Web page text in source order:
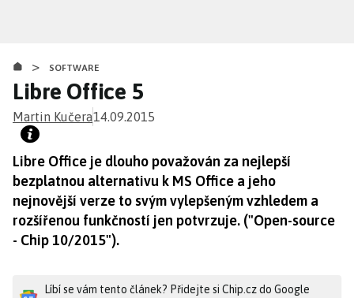
obsahu
> SOFTWARE
Libre Office 5
Martin Kučera14.09.2015
Libre Office je dlouho považován za nejlepší
bezplatnou alternativu k MS Office a jeho
nejnovější verze to svým vylepšeným vzhledem a
rozšířenou funkčností jen potvrzuje. ("Open-source
- Chip 10/2015").
Líbí se vám tento článek? Přidejte si Chip.cz do Google